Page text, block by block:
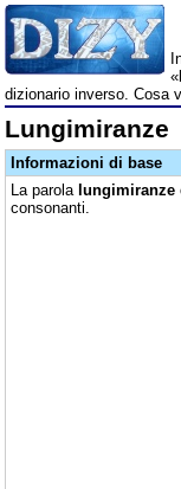
dizionario inverso. Cosa
Lungimiranze
Informazioni di base
La parola lungimiranze
consonanti.